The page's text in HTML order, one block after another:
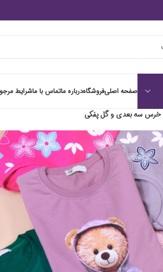
صفحه اصلیفروشگاهدرباره ماتماس با ماشرایط
سه بعدی و گل پفکی